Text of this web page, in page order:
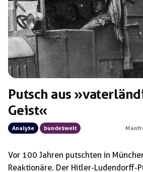
Putsch aus
Geist«
Analyse bundesweit
Vor 100 Jahren putschten in
Reaktionäre. Der Hitler-Ludendorff-